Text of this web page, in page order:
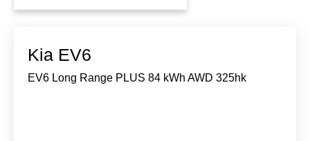
Kia EV6
EV6 Long Range PLUS 84 kWh AWD 325hk